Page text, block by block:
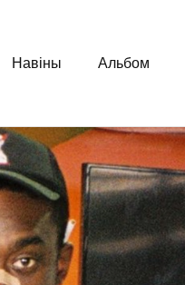
Навіны Альбом